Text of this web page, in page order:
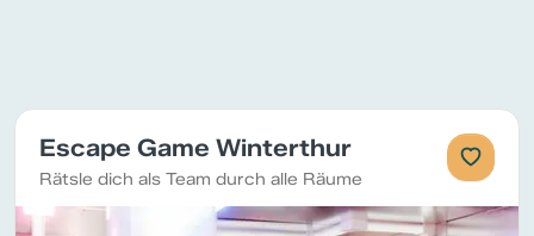
Escape Game Winterthur
Rätsle dich als Team durch alle Räume